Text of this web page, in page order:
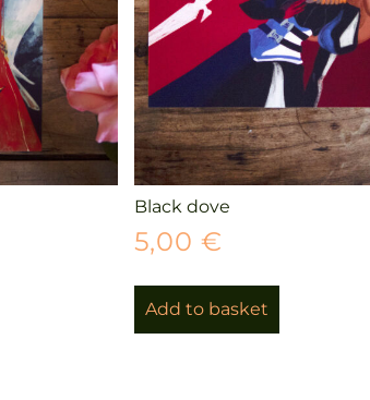
Black dove
5,00 €
Add to basket